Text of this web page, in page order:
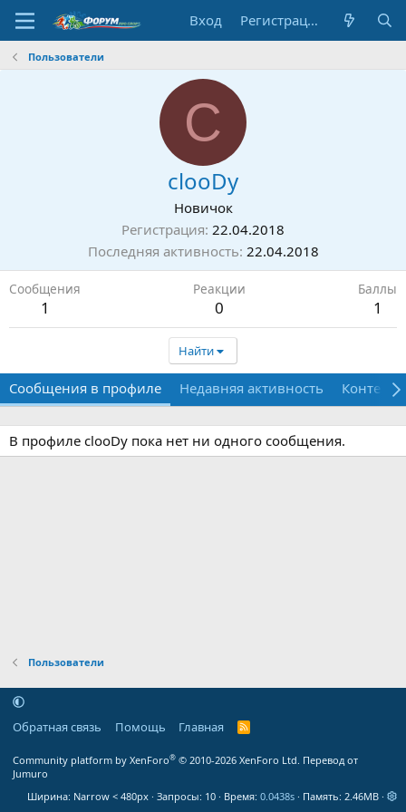
Вход Регистрация
Пользователи
C
clooDy
Новичок
Регистрация 22.04.2018
Последняя активность 22.04.2018
Сообщения
1
Реакции
0
Баллы
1
Найти
Сообщения в профиле Недавняя активность Контент
В профиле clooDy пока нет ни одного сообщения.
Пользователи
Обратная связь Помощь Главная
R
Community platform by XenForo® © 2010-2026 XenForo Ltd. Перевод от
Jumuro
Ширина
Запросы 10 Время 0.0438s Память 2.46MB